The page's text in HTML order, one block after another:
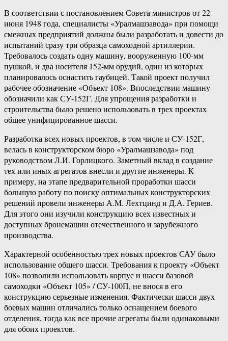
В соответствии с постановлением Совета министров от 22
июня 1948 года, специалисты «Уралмашзавода» при помощи
смежных предприятий должны были разработать и довести до
испытаний сразу три образца самоходной артиллерии.
Требовалось создать одну машину, вооруженную 100-мм
пушкой, и два носителя 152-мм орудий, один из которых
планировалось оснастить гаубицей. Такой проект получил
рабочее обозначение «Объект 108». Впоследствии машину
обозначили как СУ-152Г. Для упрощения разработки и
строительства было решено использовать в трех проектах
общее унифицированное шасси.
Разработка всех новых проектов, в том числе и СУ-152Г,
велась в конструкторском бюро «Уралмашзавода» под
руководством Л.И. Горлицкого. Заметный вклад в создание
тех или иных агрегатов внесли и другие инженеры. К
примеру, на этапе предварительной проработки шасси
большую работу по поиску оптимальных конструкторских
решений провели инженеры А.М. Лехтцинд и Д.А. Гериев.
Для этого они изучили конструкцию всех известных и
доступных бронемашин отечественного и зарубежного
производства.
Характерной особенностью трех новых проектов САУ было
использование общего шасси. Требования к проекту «Объект
108» позволили использовать корпус и шасси базовой
самоходки «Объект 105» / СУ-100П, не внося в его
конструкцию серьезные изменения. Фактически шасси двух
боевых машин отличались только оснащением боевого
отделения, тогда как все прочие агрегаты были одинаковыми
для обоих проектов.